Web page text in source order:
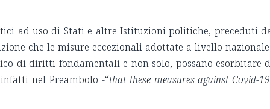
ad uso di Stati e altre Istituzioni politiche, preceduti
che le misure eccezionali adottate a livello
di diritti fondamentali e non solo, possano esorbitare
nel Preambolo -“that these measures against Covid-